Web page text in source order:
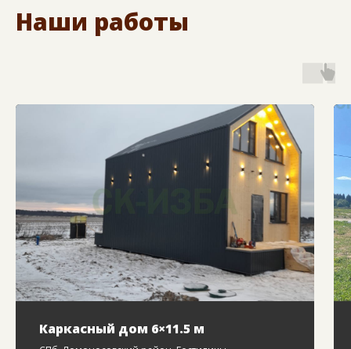
Наши работы
Каркасный дом 6×11.5 м